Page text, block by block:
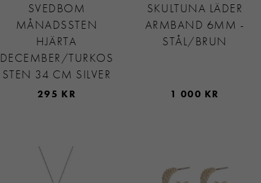
SVEDBOM
MÅNADSSTEN
HJÄRTA
DECEMBER/TURKOSBLÅ
STEN 34 CM SILVER
295 KR
SKULTUNA LÄDER
ARMBAND 6MM -
STÅL/BRUN
1 000 KR